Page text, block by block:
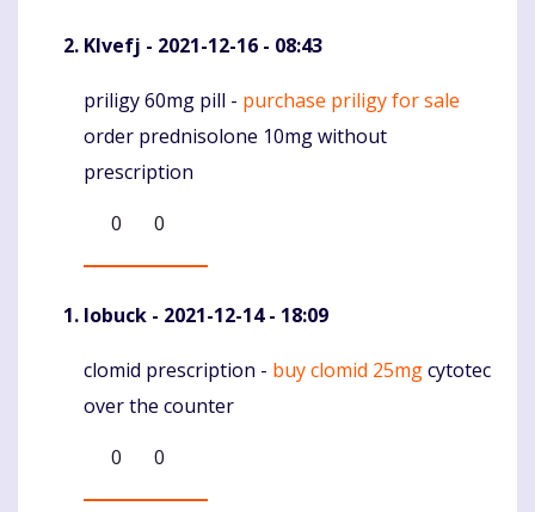
Klvefj - 2021-12-16 - 08:43
Komentaras
priligy 60mg pill - purchase priligy for sale
order prednisolone 10mg without
prescription
0
0
Iobuck - 2021-12-14 - 18:09
Komentaras
clomid prescription - buy clomid 25mgcytotec
over the counter
0
0